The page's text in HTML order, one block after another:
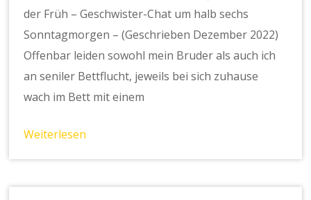
der Früh – Geschwister-Chat um halb sechs
Sonntagmorgen – (Geschrieben Dezember 2022)
Offenbar leiden sowohl mein Bruder als auch ich
an seniler Bettflucht, jeweils bei sich zuhause
wach im Bett mit einem
Weiterlesen